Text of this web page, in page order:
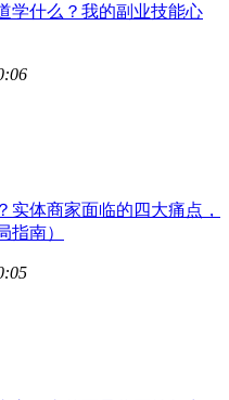
学什么？我的副业技能心
实体商家面临的四大痛点，
指南）